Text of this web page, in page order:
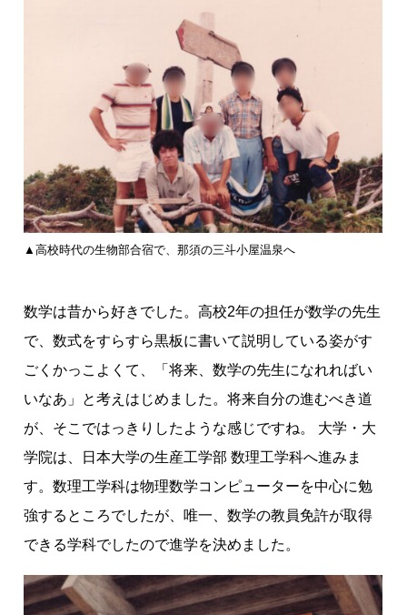
▲高校時代の生物部合宿で、那須の三斗小屋温泉へ
数学は昔から好きでした。高校2年の担任が数学の先生
で、数式をすらすら黒板に書いて説明している姿がす
ごくかっこよくて、「将来、数学の先生になれればい
いなあ」と考えはじめました。将来自分の進むべき道
が、そこではっきりしたような感じですね。 大学・大
学院は、日本大学の生産工学部 数理工学科へ進みま
す。数理工学科は物理数学コンピューターを中心に勉
強するところでしたが、唯一、数学の教員免許が取得
できる学科でしたので進学を決めました。